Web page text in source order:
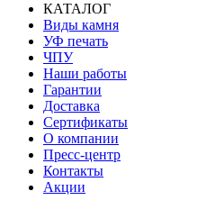
Основная
навигация
КАТАЛОГ
Виды камня
УФ печать
ЧПУ
Наши работы
Гарантии
Доставка
Сертификаты
О компании
Пресс-центр
Контакты
Акции